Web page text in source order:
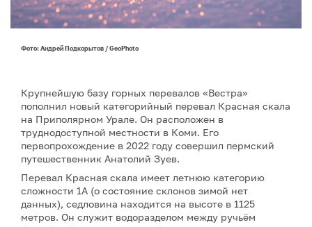
Фото: Андрей Подкорытов / GeoPhoto
Крупнейшую базу горных перевалов «Вестра»
пополнил новый категорийный перевал Красная скала
на Приполярном Урале. Он расположен в
труднодоступной местности в Коми. Его
первопрохождение в 2022 году совершил пермский
путешественник Анатолий Зуев.
Перевал Красная скала имеет летнюю категорию
сложности 1А (о состояние склонов зимой нет
данных), седловина находится на высоте в 1125
метров. Он служит водоразделом между ручьём